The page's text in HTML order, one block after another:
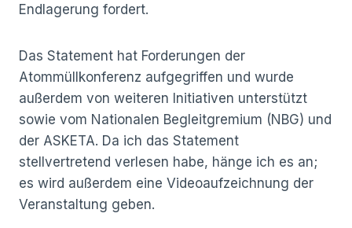
Endlagerung fordert.
Das Statement hat Forderungen der
Atommüllkonferenz aufgegriffen und wurde
außerdem von weiteren Initiativen unterstützt
sowie vom Nationalen Begleitgremium (NBG) und
der ASKETA. Da ich das Statement
stellvertretend verlesen habe, hänge ich es an;
es wird außerdem eine Videoaufzeichnung der
Veranstaltung geben.